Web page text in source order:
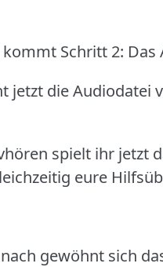
Schritt 2: Das
jetzt die Audiodatei
spielt ihr jetzt
eure
gewöhnt sich